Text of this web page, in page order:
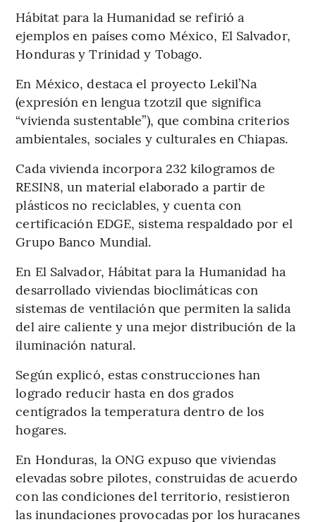
Hábitat para la Humanidad se refirió a
ejemplos en países como México, El Salvador,
Honduras y Trinidad y Tobago.
En México, destaca el proyecto Lekil’Na
(expresión en lengua tzotzil que significa
“vivienda sustentable”), que combina criterios
ambientales, sociales y culturales en Chiapas.
Cada vivienda incorpora 232 kilogramos de
RESIN8, un material elaborado a partir de
plásticos no reciclables, y cuenta con
certificación EDGE, sistema respaldado por el
Grupo Banco Mundial.
En El Salvador, Hábitat para la Humanidad ha
desarrollado viviendas bioclimáticas con
sistemas de ventilación que permiten la salida
del aire caliente y una mejor distribución de la
iluminación natural.
Según explicó, estas construcciones han
logrado reducir hasta en dos grados
centígrados la temperatura dentro de los
hogares.
En Honduras, la ONG expuso que viviendas
elevadas sobre pilotes, construidas de acuerdo
con las condiciones del territorio, resistieron
las inundaciones provocadas por los huracanes